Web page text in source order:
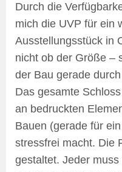
Durch die
mich die UVP für ein
Ausstellungsstück in
nicht ob der Größe –
der Bau gerade
Das gesamte
an bedruckten
Bauen (gerade für
stressfrei macht. Die
gestaltet. Jeder